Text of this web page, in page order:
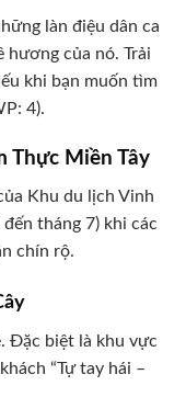
làn điệu dân ca
hương của nó. Trải
khi bạn muốn tìm
4).
Thực Miền Tây
Khu du lịch Vinh
tháng 7) khi các
chín rộ.
Đặc biệt là khu vực
“Tự tay hái –